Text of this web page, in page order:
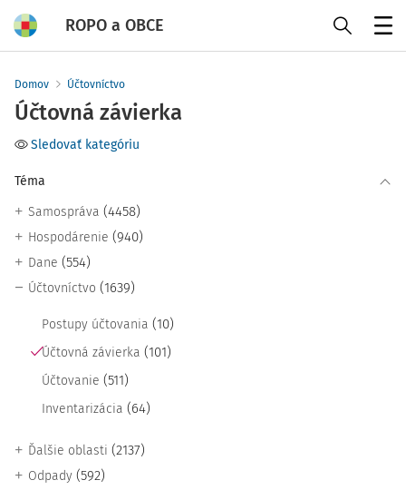
ROPO a OBCE
Domov Účtovníctvo
Účtovná závierka
Sledovať kategóriu
Téma
Samospráva (4458)
Hospodárenie (940)
Dane (554)
Účtovníctvo (1639)
Postupy účtovania (10)
Účtovná závierka (101)
Účtovanie (511)
Inventarizácia (64)
Ďalšie oblasti (2137)
Odpady (592)